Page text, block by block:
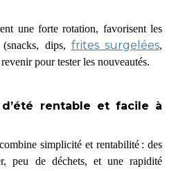
une forte rotation, favorisent les
(snacks, dips, frites surgelées,
pour tester les nouveautés.​
rentable et facile à
combine simplicité et rentabilité : des
peu de déchets, et une rapidité